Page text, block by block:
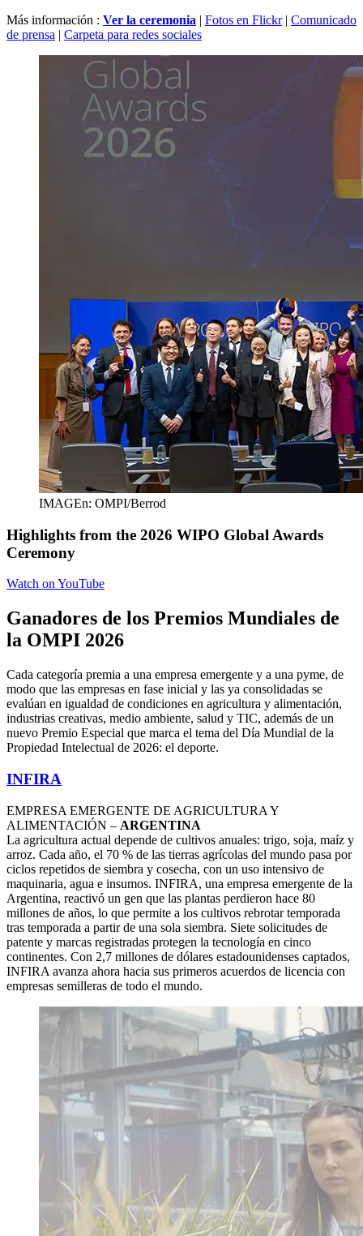
Más información : Ver la ceremonia | Fotos en Flickr| Comunicado
de prensa | Carpeta para redes sociales
IMAGEn: OMPI/Berrod
Highlights from the 2026 WIPO Global Awards
Ceremony
Watch on YouTube
Ganadores de los Premios Mundiales de
la OMPI 2026
Cada categoría premia a una empresa emergente y a una pyme, de
modo que las empresas en fase inicial y las ya consolidadas se
evalúan en igualdad de condiciones en agricultura y alimentación,
industrias creativas, medio ambiente, salud y TIC, además de un
nuevo Premio Especial que marca el tema del Día Mundial de la
Propiedad Intelectual de 2026: el deporte.
INFIRA
EMPRESA EMERGENTE DE AGRICULTURA Y
ALIMENTACIÓN – ARGENTINA
La agricultura actual depende de cultivos anuales: trigo, soja, maíz y
arroz. Cada año, el 70 % de las tierras agrícolas del mundo pasa por
ciclos repetidos de siembra y cosecha, con un uso intensivo de
maquinaria, agua e insumos. INFIRA, una empresa emergente de la
Argentina, reactivó un gen que las plantas perdieron hace 80
millones de años, lo que permite a los cultivos rebrotar temporada
tras temporada a partir de una sola siembra. Siete solicitudes de
patente y marcas registradas protegen la tecnología en cinco
continentes. Con 2,7 millones de dólares estadounidenses captados,
INFIRA avanza ahora hacia sus primeros acuerdos de licencia con
empresas semilleras de todo el mundo.